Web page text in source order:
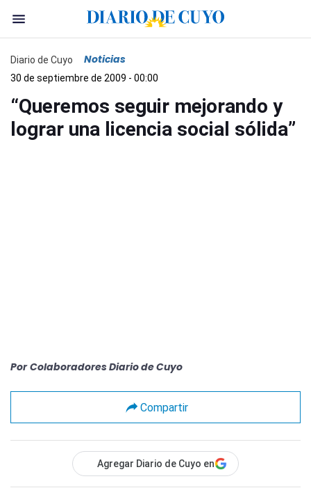
Diario de Cuyo Noticias
30 de septiembre de 2009 - 00:00
“Queremos seguir mejorando y
lograr una licencia social sólida”
Por Colaboradores Diario de Cuyo
Compartir
Agregar Diario de Cuyo en